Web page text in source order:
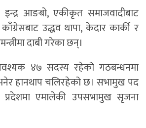
इन्द्र आङबो, एकीकृत समाजवादीबाट
काँग्रेसबाट उद्धव थापा, केदार कार्की र
दाबी गरेका छन्।
४७ सदस्य रहेको गठबन्धनमा
भनेर हानथाप चलिरहेको छ। सभामुख पद
प्रदेशमा एमालेकी उपसभामुख सृजना